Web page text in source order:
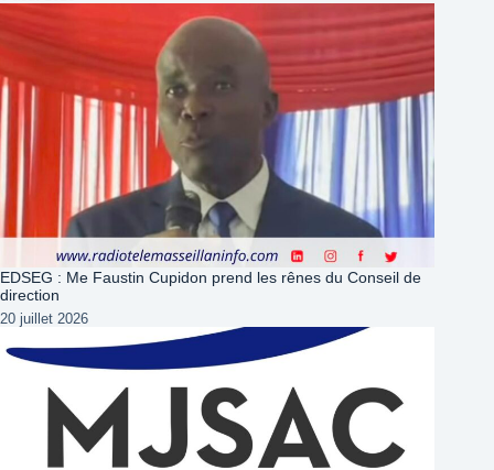
EDSEG : Me Faustin Cupidon prend les rênes du Conseil de
direction
20 juillet 2026